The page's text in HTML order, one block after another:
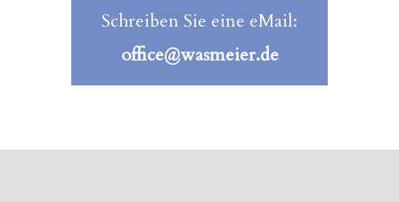
Schreiben Sie eine eMail:
office@wasmeier.de